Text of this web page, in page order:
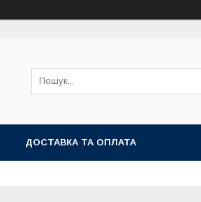
ДОСТАВКА ТА ОПЛАТА